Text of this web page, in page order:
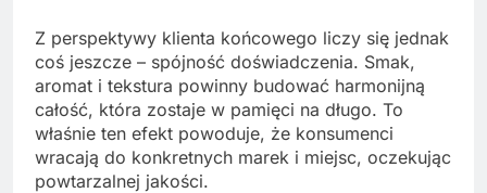
Z perspektywy klienta końcowego liczy się jednak
coś jeszcze – spójność doświadczenia. Smak,
aromat i tekstura powinny budować harmonijną
całość, która zostaje w pamięci na długo. To
właśnie ten efekt powoduje, że konsumenci
wracają do konkretnych marek i miejsc, oczekując
powtarzalnej jakości.